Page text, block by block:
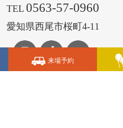
来場予約
TEL 0563-57-0960
愛知県西尾市桜町4-11